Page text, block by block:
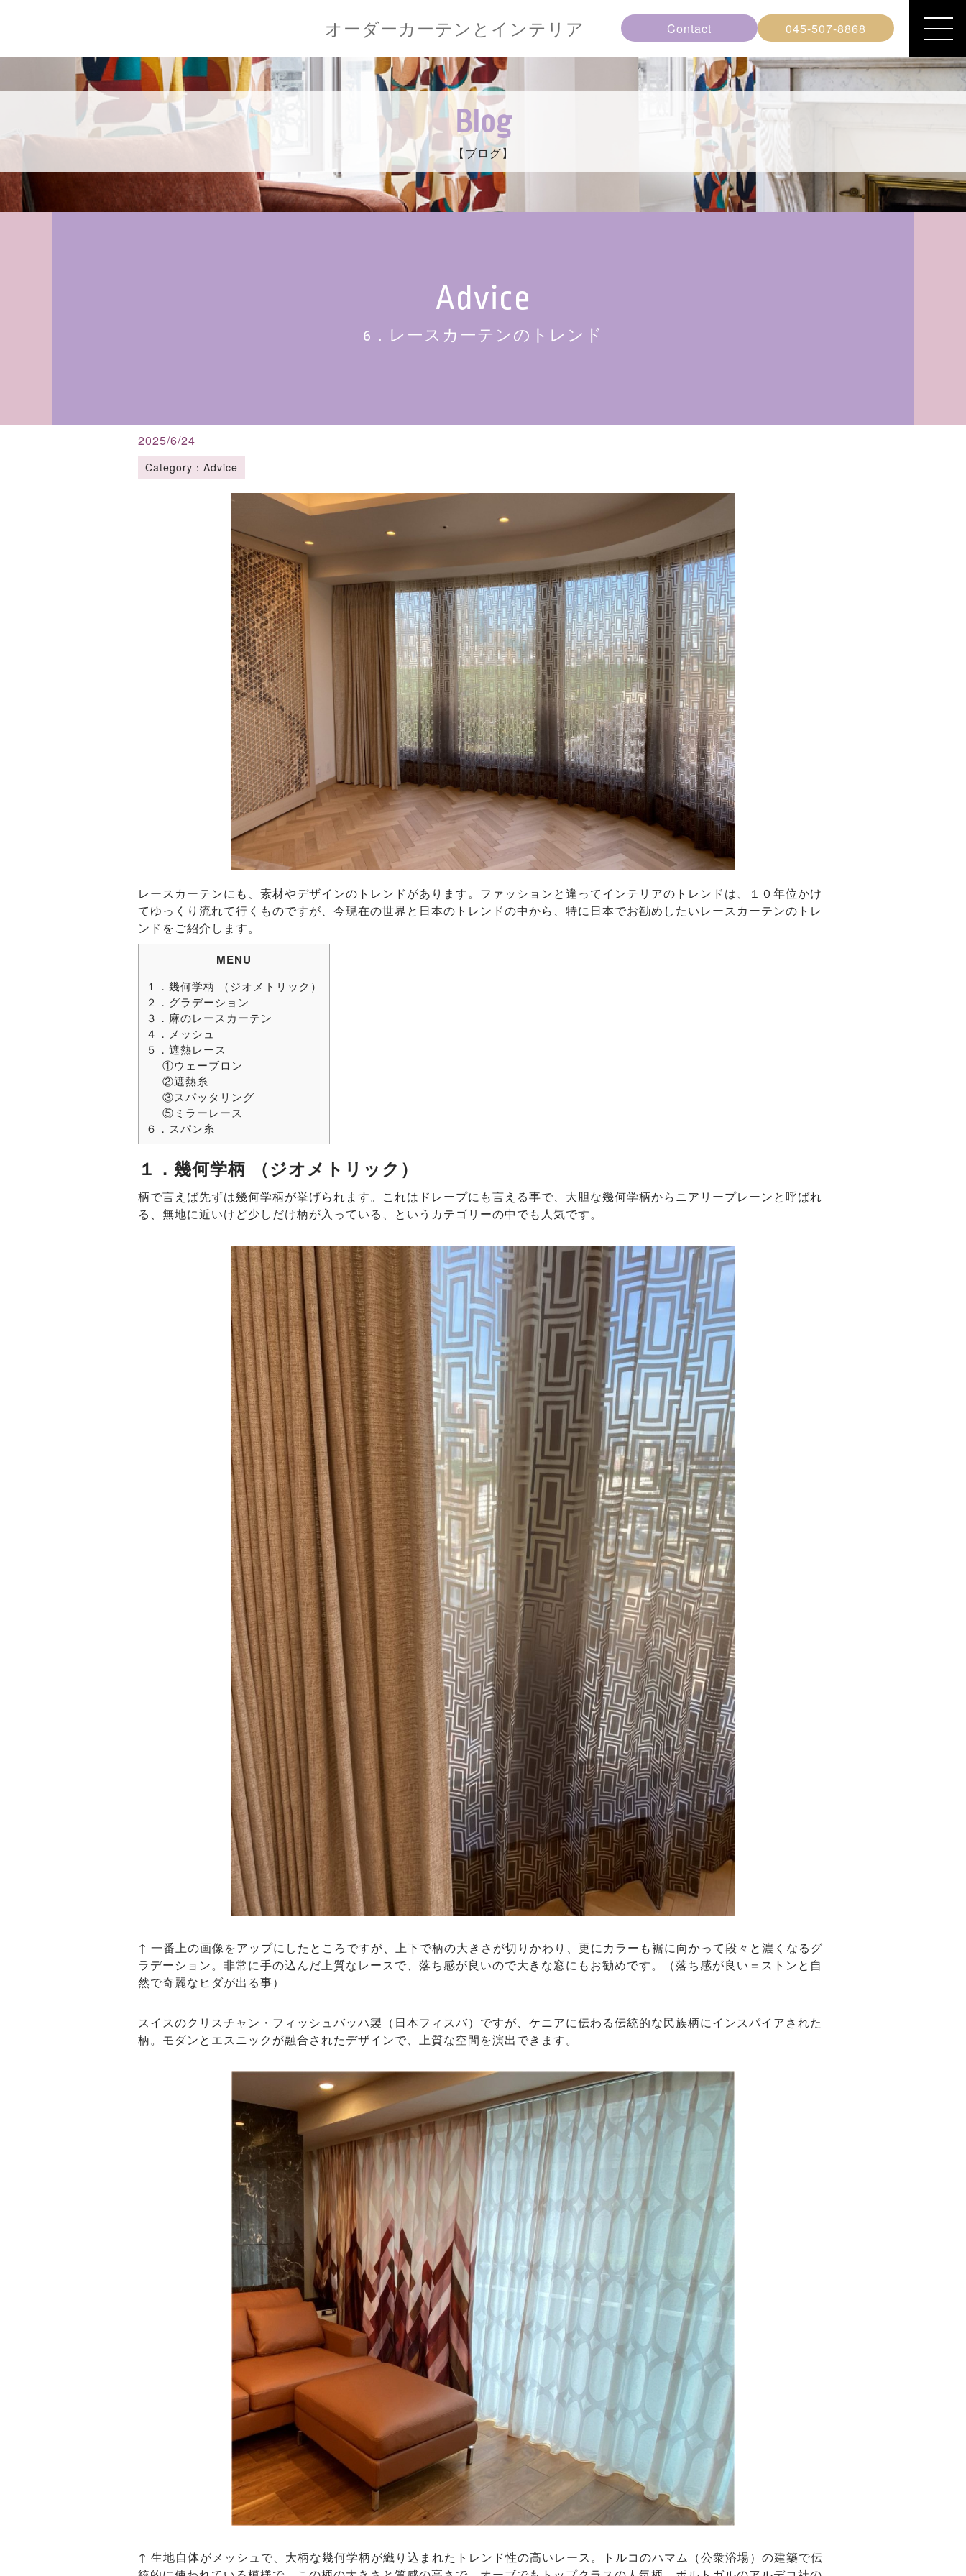
オーダーカーテンとインテリア Contact 045-507-8868
Blog
【ブログ】
Advice
6．レースカーテンのトレンド
2025/6/24
Category：Advice
レースカーテンにも、素材やデザインのトレンドがあります。ファッションと違ってインテリアのトレンドは、１０年位かけ
てゆっくり流れて行くものですが、今現在の世界と日本のトレンドの中から、特に日本でお勧めしたいレースカーテンのトレ
ンドをご紹介します。
MENU
１．幾何学柄 （ジオメトリック）
２．グラデーション
３．麻のレースカーテン
４．メッシュ
５．遮熱レース
①ウェーブロン
②遮熱糸
③スパッタリング
⑤ミラーレース
６．スパン糸
１．幾何学柄 （ジオメトリック）
柄で言えば先ずは幾何学柄が挙げられます。これはドレープにも言える事で、大胆な幾何学柄からニアリープレーンと呼ばれ
る、無地に近いけど少しだけ柄が入っている、というカテゴリーの中でも人気です。
↑ 一番上の画像をアップにしたところですが、上下で柄の大きさが切りかわり、更にカラーも裾に向かって段々と濃くなるグ
ラデーション。非常に手の込んだ上質なレースで、落ち感が良いので大きな窓にもお勧めです。（落ち感が良い＝ストンと自
然で奇麗なヒダが出る事）
スイスのクリスチャン・フィッシュバッハ製（日本フィスバ）ですが、ケニアに伝わる伝統的な民族柄にインスパイアされた
柄。モダンとエスニックが融合されたデザインで、上質な空間を演出できます。
↑ 生地自体がメッシュで、大柄な幾何学柄が織り込まれたトレンド性の高いレース。トルコのハマム（公衆浴場）の建築で伝